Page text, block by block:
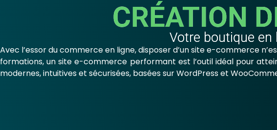
CRÉATION
Votre boutique en
Avec l’essor du commerce en ligne, disposer d’un site e-commerce
formations, un site e-commerce performant est l’outil idéal pour
modernes, intuitives et sécurisées, basées sur WordPress et